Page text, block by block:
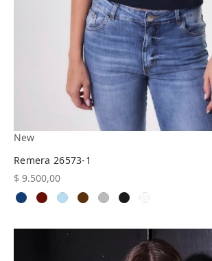
New
Remera 26573-1
$ 9.500,00